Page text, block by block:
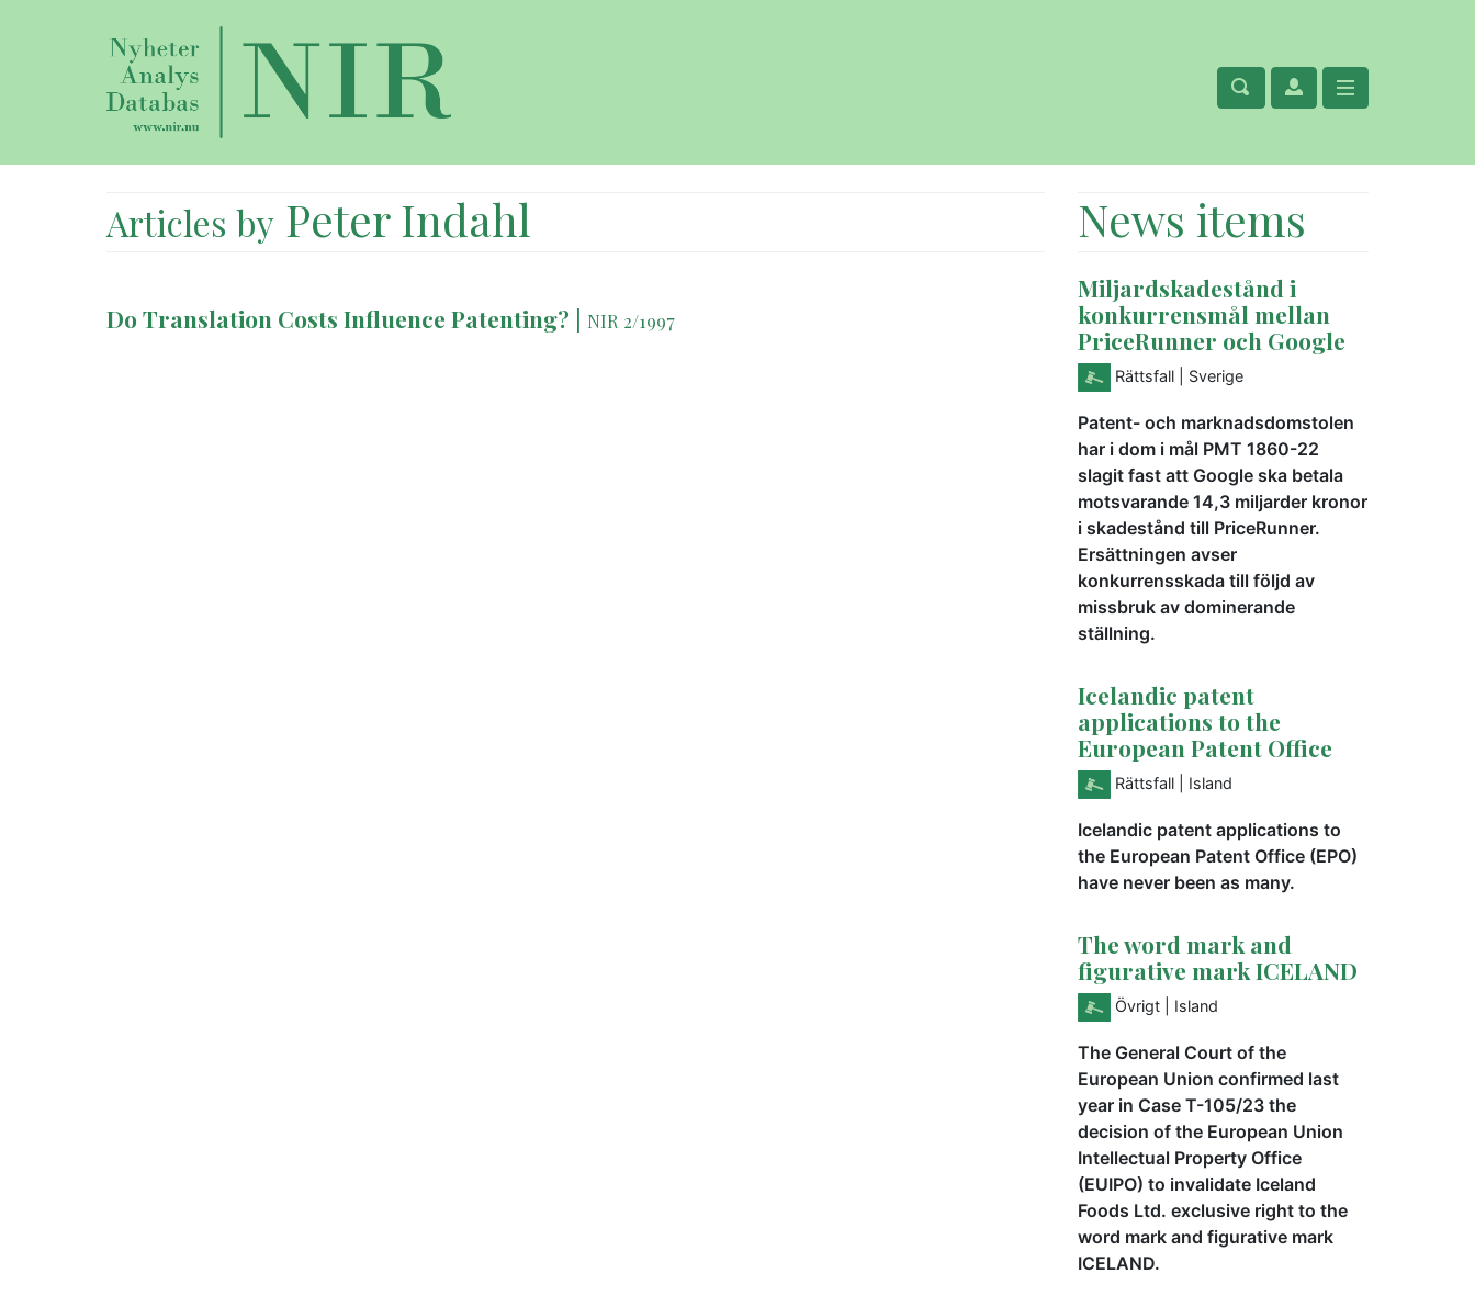
Articles by Peter Indahl
Do Translation Costs Influence Patenting? | NIR 2/1997
News items
Miljardskadestånd i
konkurrensmål mellan
PriceRunner och Google
Rättsfall | Sverige
Patent- och marknadsdomstolen
har i dom i mål PMT 1860-22
slagit fast att Google ska betala
motsvarande 14,3 miljarder kronor
i skadestånd till PriceRunner.
Ersättningen avser
konkurrensskada till följd av
missbruk av dominerande
ställning.
Icelandic patent
applications to the
European Patent Office
Rättsfall | Island
Icelandic patent applications to
the European Patent Office (EPO)
have never been as many.
The word mark and
figurative mark ICELAND
Övrigt | Island
The General Court of the
European Union confirmed last
year in Case T-105/23 the
decision of the European Union
Intellectual Property Office
(EUIPO) to invalidate Iceland
Foods Ltd. exclusive right to the
word mark and figurative mark
ICELAND.